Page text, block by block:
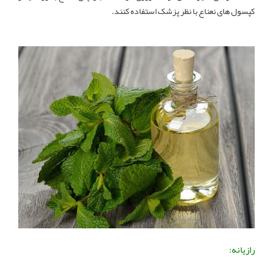
کپسول های نعناع با نظر پزشک استفاده کنند.
رازیانه: